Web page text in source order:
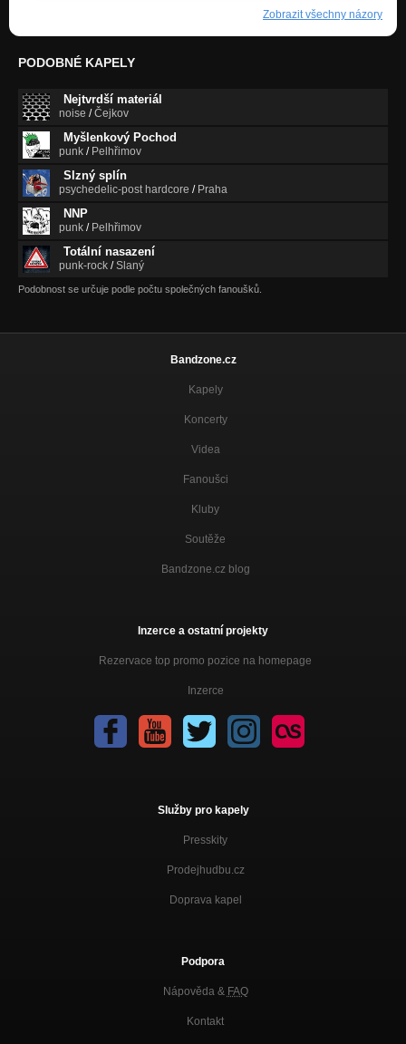
Zobrazit všechny názory
PODOBNÉ KAPELY
Nejtvrdší materiál
noise /Čejkov
Myšlenkový Pochod
punk / Pelhřimov
Slzný splín
psychedelic-post hardcore / Praha
NNP
punk / Pelhřimov
Totální nasazení
punk-rock /Slaný
Podobnost se určuje podle počtu společných fanoušků.
Bandzone.cz
Kapely
Koncerty
Videa
Fanoušci
Kluby
Soutěže
Bandzone.cz blog
Inzerce a ostatní projekty
Rezervace top promo pozice na homepage
Inzerce
Služby pro kapely
Presskity
Prodejhudbu.cz
Doprava kapel
Podpora
Nápověda & FAQ
Kontakt